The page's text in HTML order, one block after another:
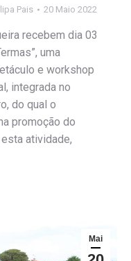
Pais 20 Maio 2022
recebem dia 03
uma
e workshop
integrada no
do qual o
promoção do
atividade,
Mai